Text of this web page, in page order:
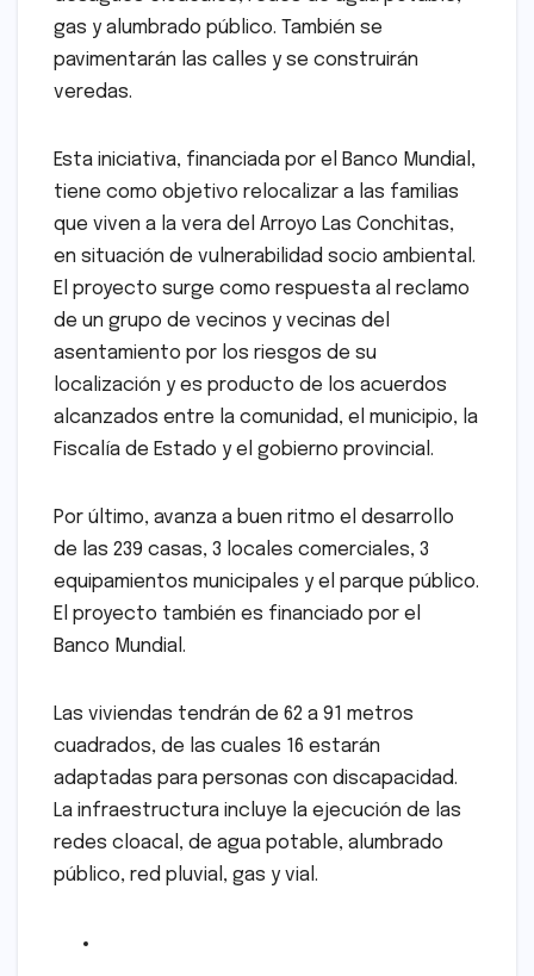
gas y alumbrado público. También se
pavimentarán las calles y se construirán
veredas.
Esta iniciativa, financiada por el Banco Mundial,
tiene como objetivo relocalizar a las familias
que viven a la vera del Arroyo Las Conchitas,
en situación de vulnerabilidad socio ambiental.
El proyecto surge como respuesta al reclamo
de un grupo de vecinos y vecinas del
asentamiento por los riesgos de su
localización y es producto de los acuerdos
alcanzados entre la comunidad, el municipio, la
Fiscalía de Estado y el gobierno provincial.
Por último, avanza a buen ritmo el desarrollo
de las 239 casas, 3 locales comerciales, 3
equipamientos municipales y el parque público.
El proyecto también es financiado por el
Banco Mundial.
Las viviendas tendrán de 62 a 91 metros
cuadrados, de las cuales 16 estarán
adaptadas para personas con discapacidad.
La infraestructura incluye la ejecución de las
redes cloacal, de agua potable, alumbrado
público, red pluvial, gas y vial.